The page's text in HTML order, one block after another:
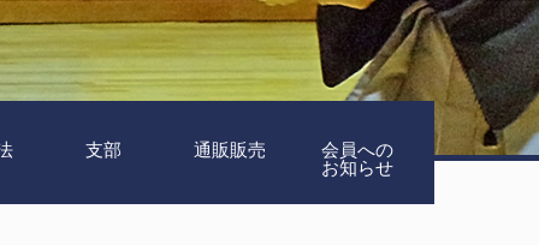
支部 通販販売
会員への
お知らせ